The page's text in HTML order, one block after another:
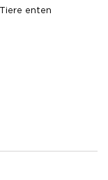
Tiere enten